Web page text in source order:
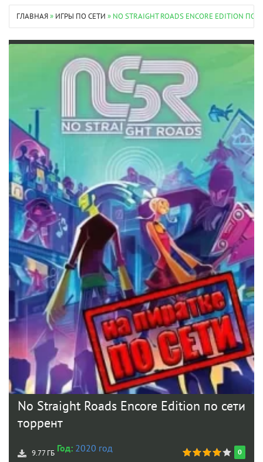
ГЛАВНАЯ» ИГРЫ ПО СЕТИ » NO STRAIGHT ROADS ENCORE EDITION ПО
No Straight Roads Encore Edition по сети
торрент
0
9.77 ГБ Год: 2020 год